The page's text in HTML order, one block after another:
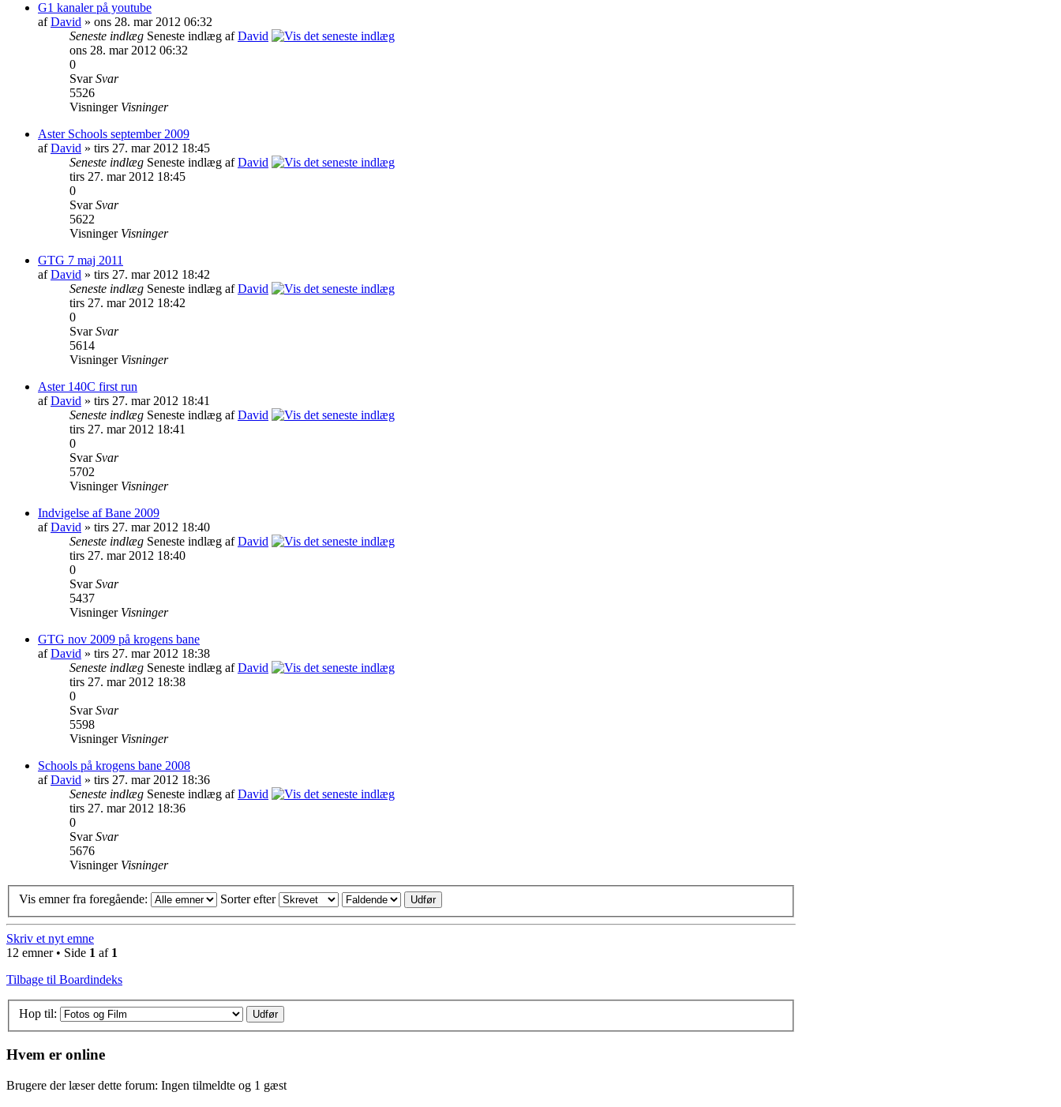
G1 kanaler på youtube
afDavid » ons 28. mar 2012 06:32
Seneste indlæg Seneste indlæg afDavid
ons 28. mar 2012 06:32
0
Svar Svar
5526
Visninger Visninger
Aster Schools september 2009
afDavid » tirs 27. mar 2012 18:45
Seneste indlæg Seneste indlæg afDavid
tirs 27. mar 2012 18:45
0
Svar Svar
5622
Visninger Visninger
GTG 7 maj 2011
afDavid » tirs 27. mar 2012 18:42
Seneste indlæg Seneste indlæg afDavid
tirs 27. mar 2012 18:42
0
Svar Svar
5614
Visninger Visninger
Aster 140C first run
afDavid » tirs 27. mar 2012 18:41
Seneste indlæg Seneste indlæg afDavid
tirs 27. mar 2012 18:41
0
Svar Svar
5702
Visninger Visninger
Indvigelse af Bane 2009
afDavid » tirs 27. mar 2012 18:40
Seneste indlæg Seneste indlæg afDavid
tirs 27. mar 2012 18:40
0
Svar Svar
5437
Visninger Visninger
GTG nov 2009 på krogens bane
afDavid » tirs 27. mar 2012 18:38
Seneste indlæg Seneste indlæg afDavid
tirs 27. mar 2012 18:38
0
Svar Svar
5598
Visninger Visninger
Schools på krogens bane 2008
afDavid » tirs 27. mar 2012 18:36
Seneste indlæg Seneste indlæg afDavid
tirs 27. mar 2012 18:36
0
Svar Svar
5676
Visninger Visninger
Vis emner fra foregående: Sorter efter
Skriv et nyt emne
12 emner • Side 1 af 1
Tilbage til Boardindeks
Hop til:
Hvem er online
Brugere der læser dette forum: Ingen tilmeldte og 1 gæst